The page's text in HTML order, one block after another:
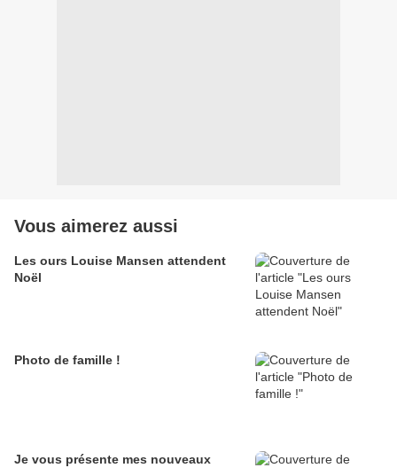
Vous aimerez aussi
Les ours Louise Mansen attendent
Noël
Photo de famille !
Je vous présente mes nouveaux